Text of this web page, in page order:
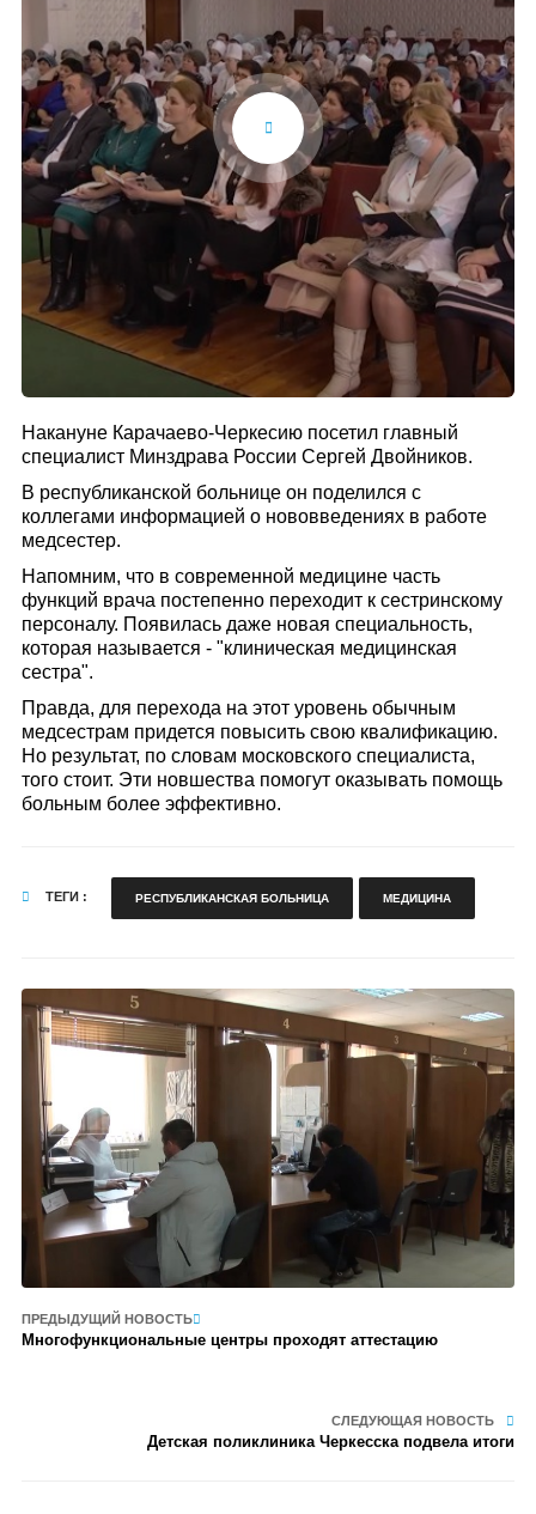
Накануне Карачаево-Черкесию посетил главный
специалист Минздрава России Сергей Двойников.
В республиканской больнице он поделился с
коллегами информацией о нововведениях в работе
медсестер.
Напомним, что в современной медицине часть
функций врача постепенно переходит к сестринскому
персоналу. Появилась даже новая специальность,
которая называется - "клиническая медицинская
сестра".
Правда, для перехода на этот уровень обычным
медсестрам придется повысить свою квалификацию.
Но результат, по словам московского специалиста,
того стоит. Эти новшества помогут оказывать помощь
больным более эффективно.
ТЕГИ : РЕСПУБЛИКАНСКАЯ БОЛЬНИЦА МЕДИЦИНА
ПРЕДЫДУЩИЙ НОВОСТЬ
Многофункциональные центры проходят аттестацию
СЛЕДУЮЩАЯ НОВОСТЬ
Детская поликлиника Черкесска подвела итоги